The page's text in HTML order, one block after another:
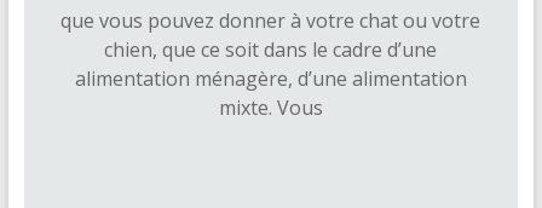
que vous pouvez donner à votre chat ou votre
chien, que ce soit dans le cadre d’une
alimentation ménagère, d’une alimentation
mixte. Vous